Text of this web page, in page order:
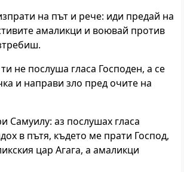
на път и рече: иди предай на
амаликци и воювай против
не послуша гласа Господен, а се
и направи зло пред очите на
Самуилу: аз послушах гласа
в пътя, където ме прати Господ,
цар Агага, а амаликци